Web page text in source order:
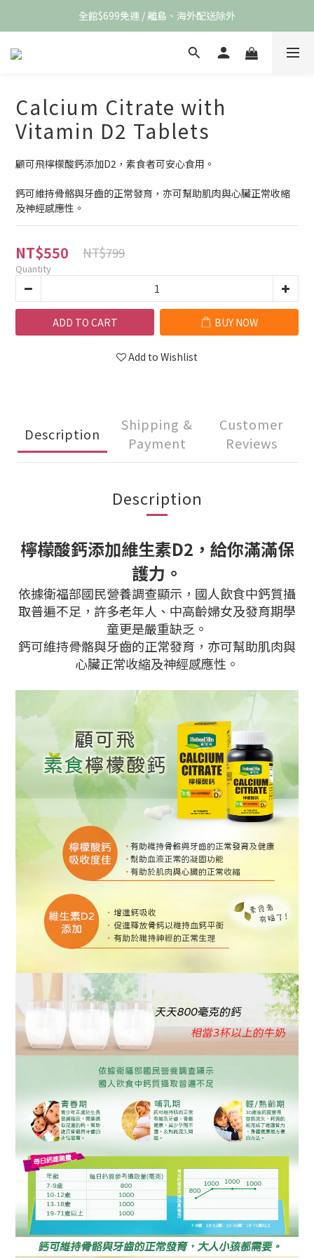
全館$699免運 / 離島、海外配送除外
Calcium Citrate with
Vitamin D2 Tablets
顧可飛檸檬酸鈣添加D2，素食者可安心食用。
鈣可維持骨骼與牙齒的正常發育，亦可幫助肌肉與心臟正常收縮
及神經感應性。
NT$550 NT$799
Quantity
ADD TO CART BUY NOW
Add to Wishlist
Description
Shipping &
Payment
Customer
Reviews
Description
檸檬酸鈣添加維生素D2，給你滿滿保
護力。
依據衛福部國民營養調查顯示，國人飲食中鈣質攝
取普遍不足，許多老年人、中高齡婦女及發育期學
童更是嚴重缺乏。
鈣可維持骨骼與牙齒的正常發育，亦可幫助肌肉與
心臟正常收縮及神經感應性。